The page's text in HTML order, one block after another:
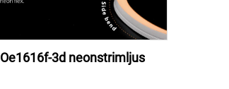
Oe1616f-3d neonstrimljus